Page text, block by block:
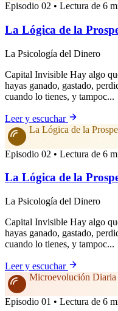
Episodio 02 • Lectura de 6
La Lógica de la
La Psicología del Dinero
Capital Invisible Hay algo
hayas ganado, gastado,
cuando lo tienes, y tampoc...
Leer y escuchar
La Lógica de la
Episodio 02 • Lectura de 6
La Lógica de la
La Psicología del Dinero
Capital Invisible Hay algo
hayas ganado, gastado,
cuando lo tienes, y tampoc...
Leer y escuchar
Microevolución Diaria
Episodio 01 • Lectura de 6